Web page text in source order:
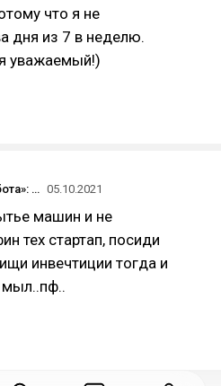
что я не
дня из 7 в неделю.
уважаемый!)
«Вы — это не ваша работа»: что такое профессиональная объективация и как от неё избавиться 05.10.2021
машин и не
тех стартап, посиди
инвечтиции тогда и